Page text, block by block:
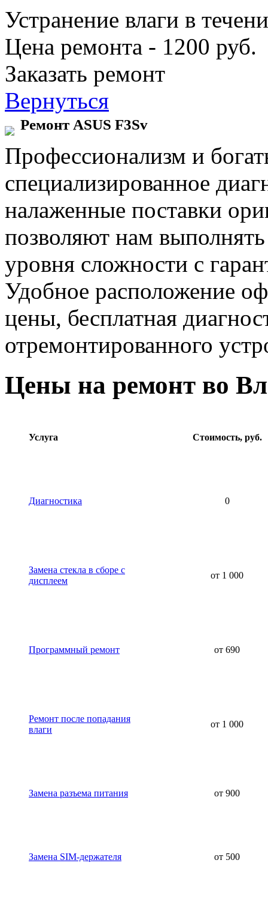
Устранение влаги в
Цена ремонта - 1200 руб.
Заказать ремонт
Вернуться
Ремонт ASUS F3Sv
Профессионализм и
специализированное
налаженные поставки
позволяют нам
уровня сложности с
Удобное расположение
цены, бесплатная
отремонтированного
Цены на ремонт во
Услуга Стоимость, руб.
Диагностика 0
Замена стекла в сборе с
дисплеем
от 1 000
Программный ремонт от 690
Ремонт после попадания
влаги
от 1 000
Замена разъема питания от 900
Замена SIM-держателя от 500